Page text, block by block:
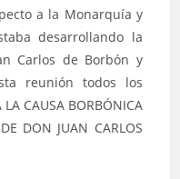
a la Monarquía y
desarrollando la
Carlos de Borbón y
reunión todos los
CAUSA BORBÓNICA
DON JUAN CARLOS